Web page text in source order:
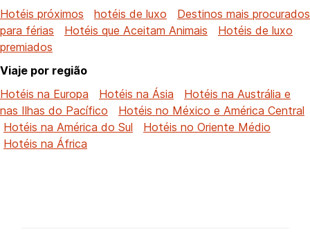
Hotéis próximos
hotéis de luxo
Destinos mais procurados
para férias
Hotéis que Aceitam Animais
Hotéis de luxo
premiados
Viaje por região
Hotéis na Europa
Hotéis na Ásia
Hotéis na Austrália e
nas Ilhas do Pacífico
Hotéis no México e América Central
Hotéis na América do Sul
Hotéis no Oriente Médio
Hotéis na África